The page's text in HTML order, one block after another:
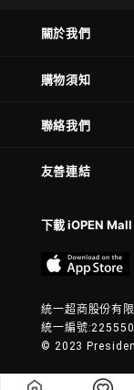
關於我們
購物須知
聯絡我們
友善連結
下載 iOPEN
統一超商股份有
統一編號
© 2023